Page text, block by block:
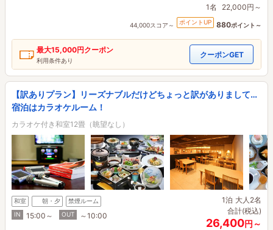
1名 22,000円～
44,000スコア～ ポイントUP 880ポイント～
最大15,000円クーポン
利用条件あり
クーポンGET
【訳ありプラン】リーズナブルだけどちょっと訳がありまして…
宿泊はカラオケルーム！
カラオケ付き和室12畳（眺望なし）
和室 朝・夕
禁煙ルーム
IN
15:00～ OUT ～10:00
1泊 大人2名
合計(税込)
26,400円～